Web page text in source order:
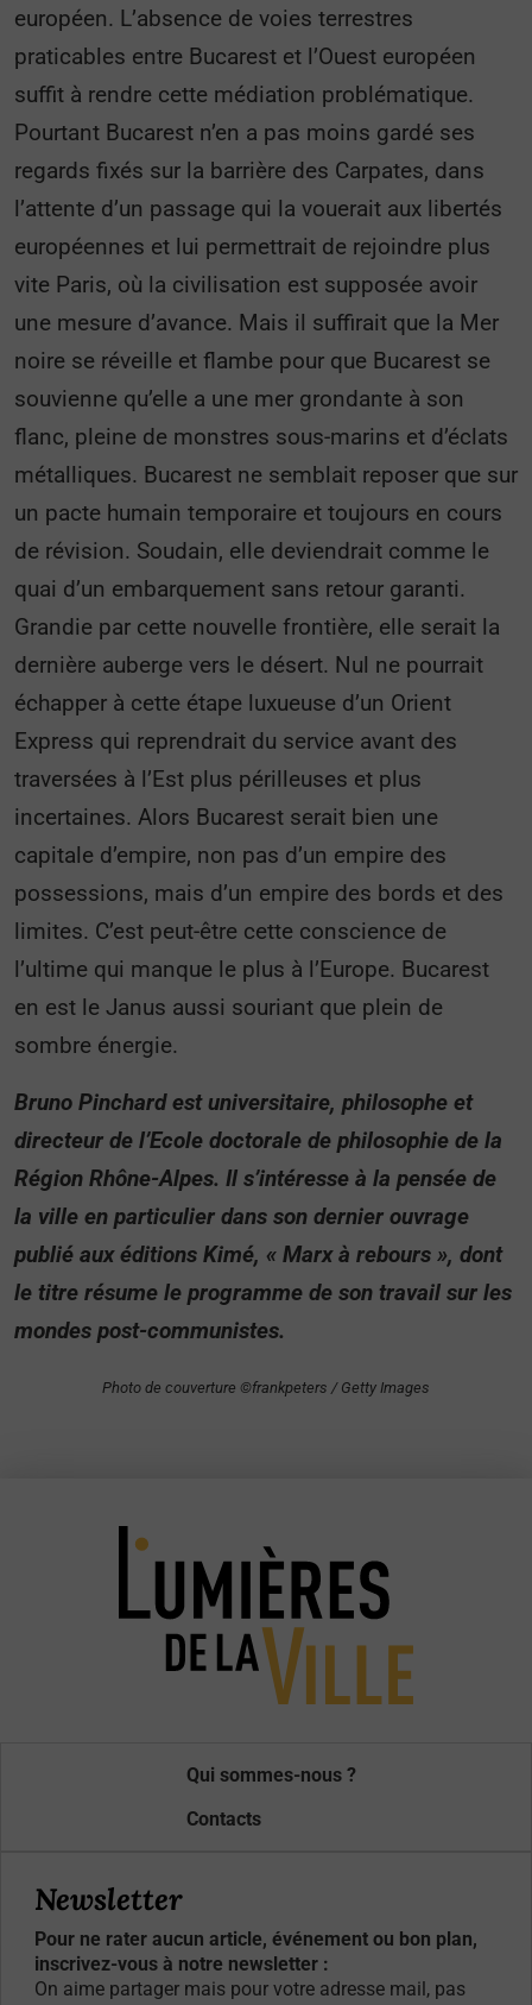
européen. L’absence de voies terrestres
praticables entre Bucarest et l’Ouest européen
suffit à rendre cette médiation problématique.
Pourtant Bucarest n’en a pas moins gardé ses
regards fixés sur la barrière des Carpates, dans
l’attente d’un passage qui la vouerait aux libertés
européennes et lui permettrait de rejoindre plus
vite Paris, où la civilisation est supposée avoir
une mesure d’avance. Mais il suffirait que la Mer
noire se réveille et flambe pour que Bucarest se
souvienne qu’elle a une mer grondante à son
flanc, pleine de monstres sous-marins et d’éclats
métalliques. Bucarest ne semblait reposer que sur
un pacte humain temporaire et toujours en cours
de révision. Soudain, elle deviendrait comme le
quai d’un embarquement sans retour garanti.
Grandie par cette nouvelle frontière, elle serait la
dernière auberge vers le désert. Nul ne pourrait
échapper à cette étape luxueuse d’un Orient
Express qui reprendrait du service avant des
traversées à l’Est plus périlleuses et plus
incertaines. Alors Bucarest serait bien une
capitale d’empire, non pas d’un empire des
possessions, mais d’un empire des bords et des
limites. C’est peut-être cette conscience de
l’ultime qui manque le plus à l’Europe. Bucarest
en est le Janus aussi souriant que plein de
sombre énergie.
Bruno Pinchard est universitaire, philosophe et
directeur de l’Ecole doctorale de philosophie de la
Région Rhône-Alpes. Il s’intéresse à la pensée de
la ville en particulier dans son dernier ouvrage
publié aux éditions Kimé, « Marx à rebours », dont
le titre résume le programme de son travail sur les
mondes post-communistes.
Photo de couverture ©frankpeters / Getty Images
Qui sommes-nous ?
Contacts
Newsletter
Pour ne rater aucun article, événement ou bon plan,
inscrivez-vous à notre newsletter :
On aime partager mais pour votre adresse mail, pas